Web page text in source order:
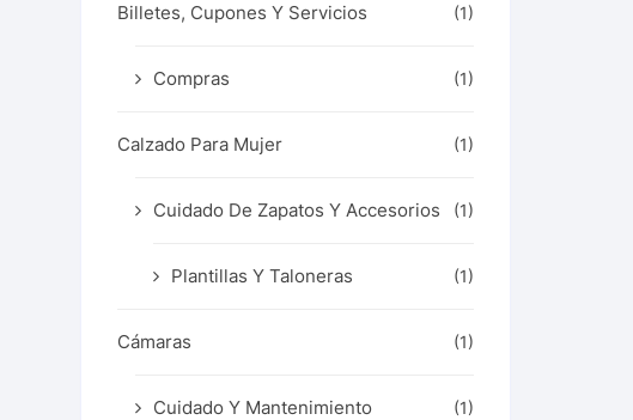
Billetes, Cupones Y Servicios (1)
Compras (1)
Calzado Para Mujer (1)
Cuidado De Zapatos Y Accesorios (1)
Plantillas Y Taloneras (1)
Cámaras (1)
Cuidado Y Mantenimiento (1)